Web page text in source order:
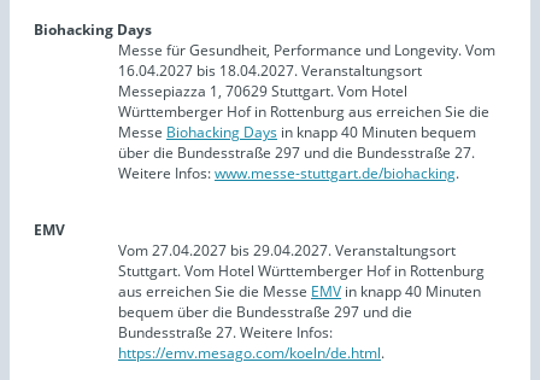
Biohacking Days
Messe für Gesundheit, Performance und Longevity. Vom
16.04.2027 bis 18.04.2027. Veranstaltungsort
Messepiazza 1, 70629 Stuttgart. Vom Hotel
Württemberger Hof in Rottenburg aus erreichen Sie die
Messe Biohacking Days in knapp 40 Minuten bequem
über die Bundesstraße 297 und die Bundesstraße 27.
Weitere Infos:www.messe-stuttgart.de/biohacking.
EMV
Vom 27.04.2027 bis 29.04.2027. Veranstaltungsort
Stuttgart. Vom Hotel Württemberger Hof in Rottenburg
aus erreichen Sie die Messe EMV in knapp 40 Minuten
bequem über die Bundesstraße 297 und die
Bundesstraße 27. Weitere Infos:
https://emv.mesago.com/koeln/de.html.